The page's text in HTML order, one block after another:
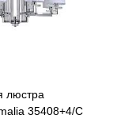
люстра
35408+4/C